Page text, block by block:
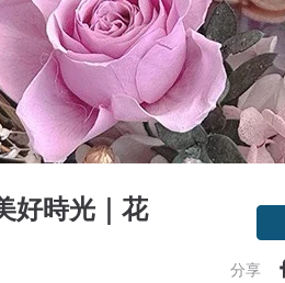
好時光｜花
分享